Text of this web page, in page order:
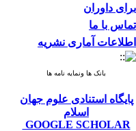
برای داوران
تماس با ما
اطلاعات آماری نشریه
بانک ها ونمایه نامه ها
پایگاه استنادی علوم جهان
اسلام
GOOGLE SCHOLAR